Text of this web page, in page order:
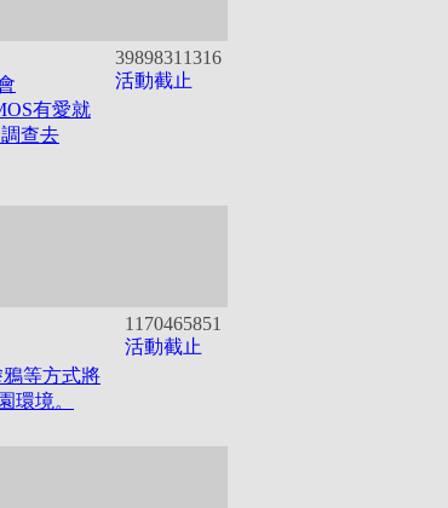
有愛就
查去
39898311316
活動截止
等方式將
環境。
1170465851
活動截止